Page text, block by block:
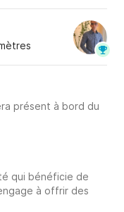
présent à bord du
qui bénéficie de
à offrir des